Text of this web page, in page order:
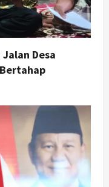
Desa